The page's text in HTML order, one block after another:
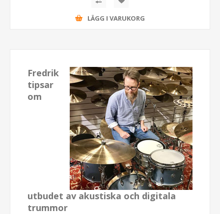
LÄGG I VARUKORG
Fredrik
tipsar
om
utbudet av akustiska och digitala
trummor